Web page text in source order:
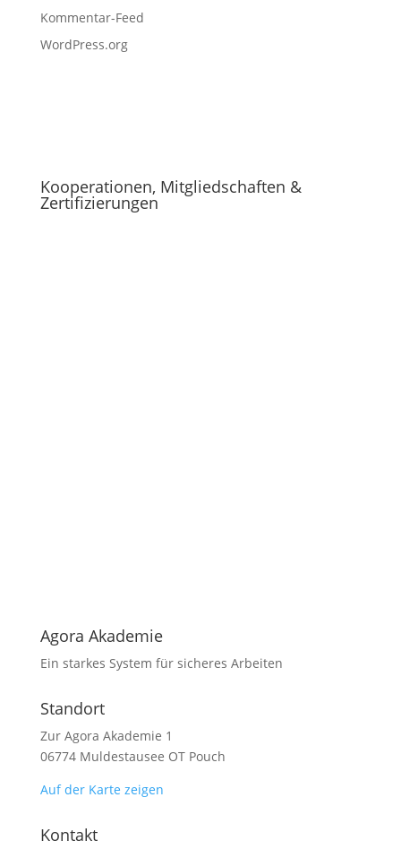
Kommentar-Feed
WordPress.org
Kooperationen, Mitgliedschaften &
Zertifizierungen
Agora Akademie
Ein starkes System für sicheres Arbeiten
Standort
Zur Agora Akademie 1
06774 Muldestausee OT Pouch
Auf der Karte zeigen
Kontakt